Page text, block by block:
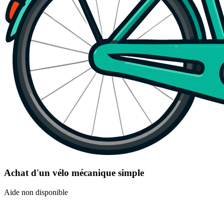
Achat d'un vélo mécanique simple
Aide non disponible